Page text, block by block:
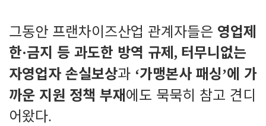
그동안 프랜차이즈산업 관계자들은 영업제
한·금지 등 과도한 방역 규제, 터무니없는
자영업자 손실보상과 ‘가맹본사 패싱’에 가
까운 지원 정책 부재에도 묵묵히 참고 견디
어왔다.